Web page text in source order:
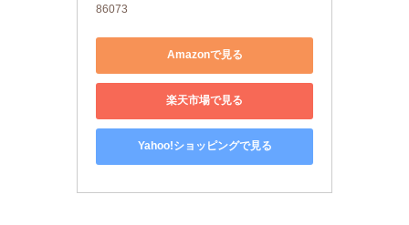
86073
Amazonで見る
楽天市場で見る
Yahoo!ショッピングで見る